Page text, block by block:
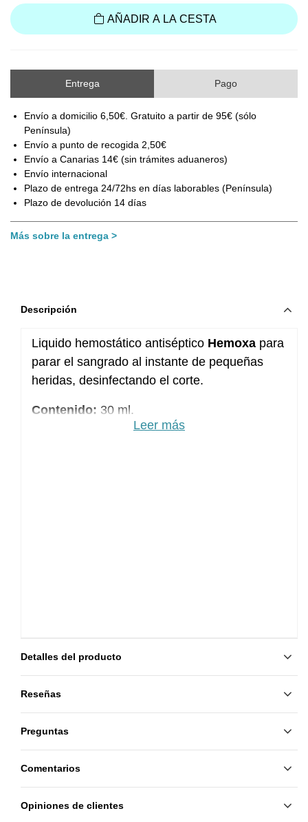
AÑADIR A LA CESTA
Entrega Pago
Envío a domicilio 6,50€. Gratuito a partir de 95€ (sólo
Península)
Envío a punto de recogida 2,50€
Envío a Canarias 14€ (sin trámites aduaneros)
Envío internacional
Plazo de entrega 24/72hs en días laborables (Península)
Plazo de devolución 14 días
Más sobre la entrega
Descripción
Liquido hemostático antiséptico Hemoxa para
parar el sangrado al instante de pequeñas
heridas, desinfectando el corte.
Contenido: 30 ml.
Leer más
Detalles del producto
Reseñas
Preguntas
Comentarios
Opiniones de clientes